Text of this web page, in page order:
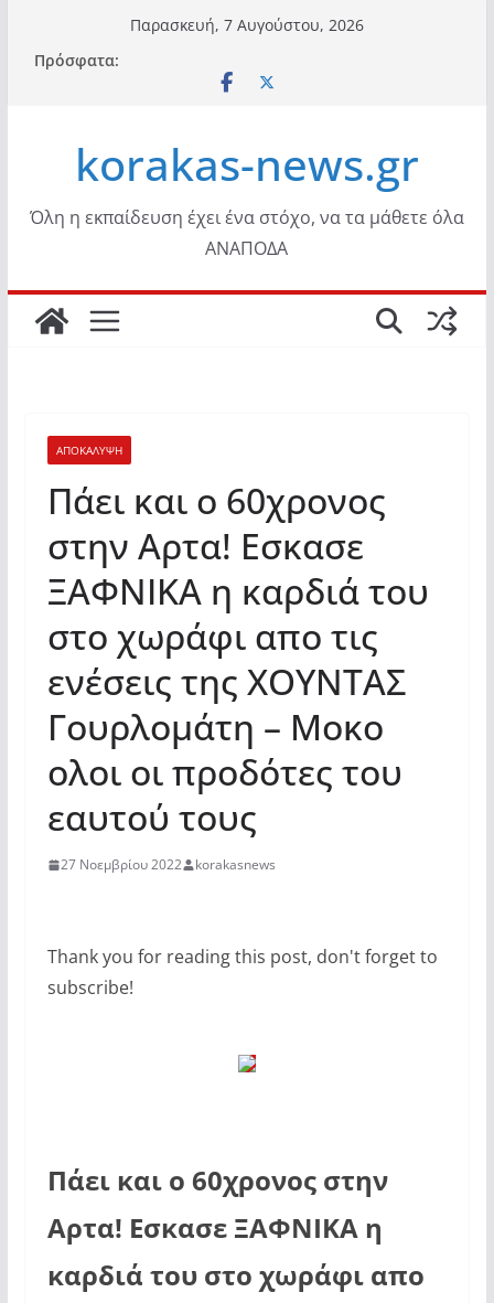
περιεχόμενο
Παρασκευή, 7 Αυγούστου, 2026
Πρόσφατα:
korakas-news.gr
Όλη η εκπαίδευση έχει ένα στόχο, να τα μάθετε όλα
ΑΝΑΠΟΔΑ
ΑΠΟΚΑΛΥΨΗ
Πάει και ο 60χρονος
στην Αρτα! Εσκασε
ΞΑΦΝΙΚΑ η καρδιά του
στο χωράφι απο τις
ενέσεις της ΧΟΥΝΤΑΣ
Γουρλομάτη – Μοκο
ολοι οι προδότες του
εαυτού τους
27 Νοεμβρίου 2022 korakasnews
Thank you for reading this post, don't forget to
subscribe!
Πάει και ο 60χρονος στην
Αρτα! Εσκασε ΞΑΦΝΙΚΑ η
καρδιά του στο χωράφι απο